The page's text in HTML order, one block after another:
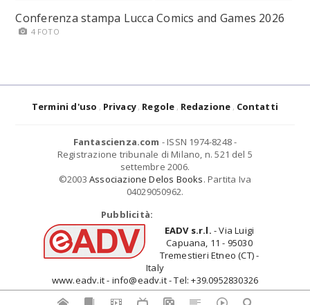
Conferenza stampa Lucca Comics and Games 2026
4 FOTO
Termini d'uso Privacy Regole Redazione Contatti
Fantascienza.com - ISSN 1974-8248 -
Registrazione tribunale di Milano, n. 521 del 5
settembre 2006.
©2003 Associazione Delos Books. Partita Iva
04029050962.
Pubblicità:
EADV s.r.l. - Via Luigi
Capuana, 11 - 95030
Tremestieri Etneo (CT) -
Italy
www.eadv.it - info@eadv.it - Tel: +39.0952830326